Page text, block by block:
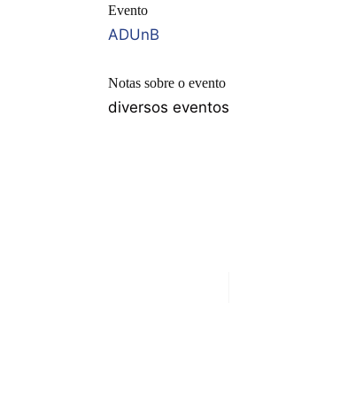
Evento
ADUnB
Notas sobre o evento
diversos eventos